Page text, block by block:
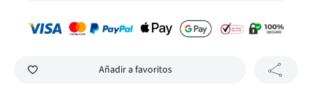
Añadir a favoritos